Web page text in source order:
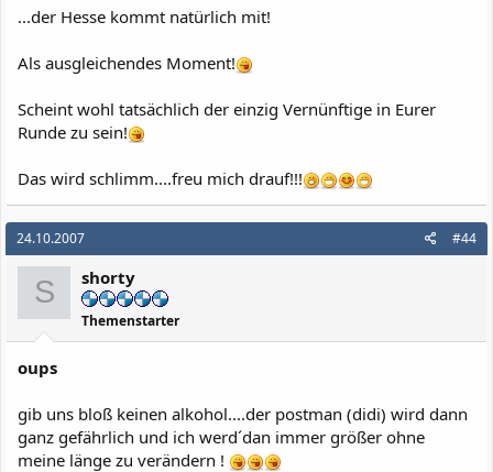
...der Hesse kommt natürlich mit!
Als ausgleichendes Moment!
Scheint wohl tatsächlich der einzig Vernünftige in Eurer
Runde zu sein!
Das wird schlimm....freu mich drauf!!!
24.10.2007 #44
S shorty
Themenstarter
oups
gib uns bloß keinen alkohol....der postman (didi) wird dann
ganz gefährlich und ich werd´dan immer größer ohne
meine länge zu verändern !